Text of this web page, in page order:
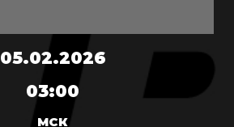
05.02.2026
03:00
МСК